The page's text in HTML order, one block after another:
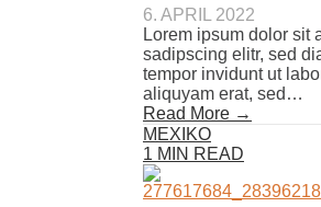
6. APRIL 2022
Lorem ipsum dolor sit
sadipscing elitr, sed
tempor invidunt ut
aliquyam erat, sed…
Read More →
MEXIKO
1 MIN READ